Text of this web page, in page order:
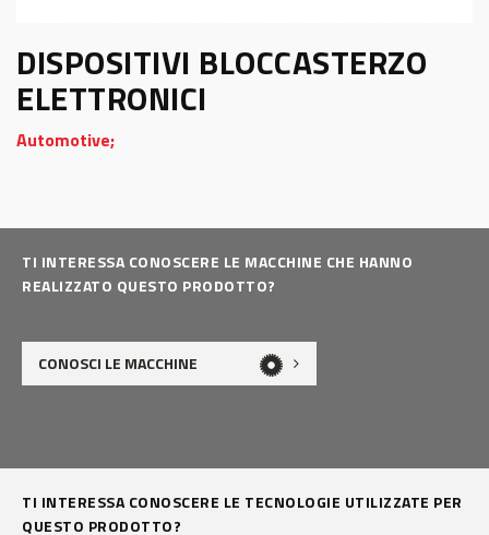
DISPOSITIVI BLOCCASTERZO
ELETTRONICI
Automotive;
TI INTERESSA CONOSCERE LE MACCHINE CHE HANNO
REALIZZATO QUESTO PRODOTTO?
CONOSCI LE MACCHINE
TI INTERESSA CONOSCERE LE TECNOLOGIE UTILIZZATE PER
QUESTO PRODOTTO?